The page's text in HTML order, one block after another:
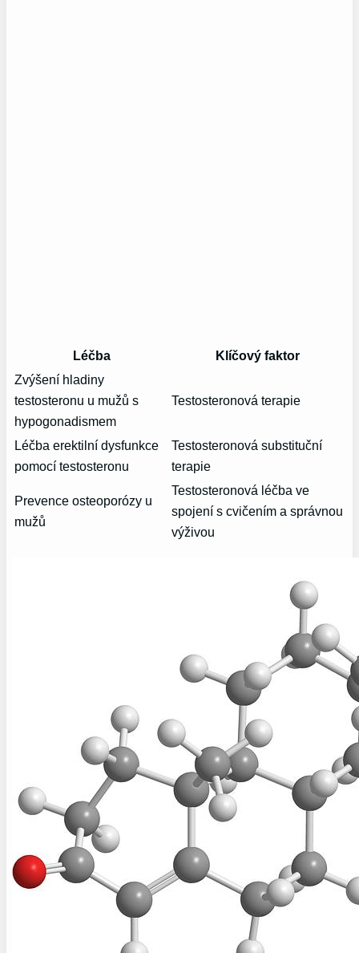
Léčba
Klíčový faktor
Zvýšení hladiny
testosteronu u mužů s
hypogonadismem
Testosteronová terapie
Léčba erektilní dysfunkce
pomocí testosteronu
Testosteronová substituční
terapie
Prevence osteoporózy u
mužů
Testosteronová léčba ve
spojení s cvičením a správnou
výživou